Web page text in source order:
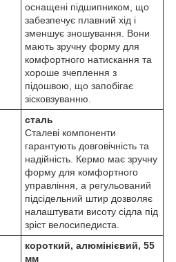
оснащені підшипником, що
забезпечує плавний хід і
зменшує зношування. Вони
мають зручну форму для
комфортного натискання та
хороше зчеплення з
підошвою, що запобігає
зісковзуванню.
сталь
Сталеві компоненти
гарантують довговічність та
надійність. Кермо має зручну
форму для комфортного
управління, а регульований
підсідельний штир дозволяє
налаштувати висоту сідла під
зріст велосипедиста.
короткий, алюмінієвий, 55
мм